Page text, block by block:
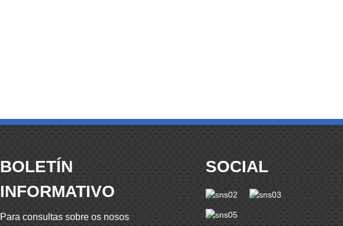
BOLETÍN
INFORMATIVO
Para consultas sobre os nosos
SOCIAL